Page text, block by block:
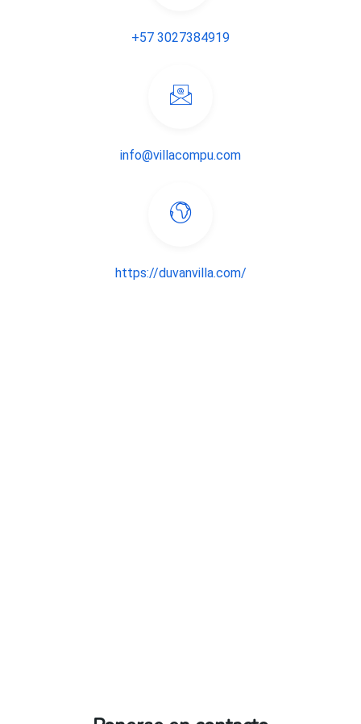
+57 3027384919
info@villacompu.com
https://duvanvilla.com/